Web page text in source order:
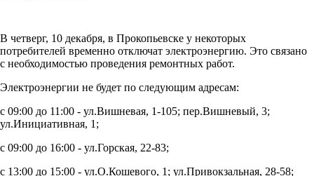
В четверг, 10 декабря, в Прокопьевске у некоторых
потребителей временно отключат электроэнергию. Это связано
с необходимостью проведения ремонтных работ.
Электроэнергии не будет по следующим адресам:
с 09:00 до 11:00 - ул.Вишневая, 1-105; пер.Вишневый, 3;
ул.Инициативная, 1;
с 09:00 до 16:00 - ул.Горская, 22-83;
с 13:00 до 15:00 - ул.О.Кошевого, 1; ул.Привокзальная, 28-58;